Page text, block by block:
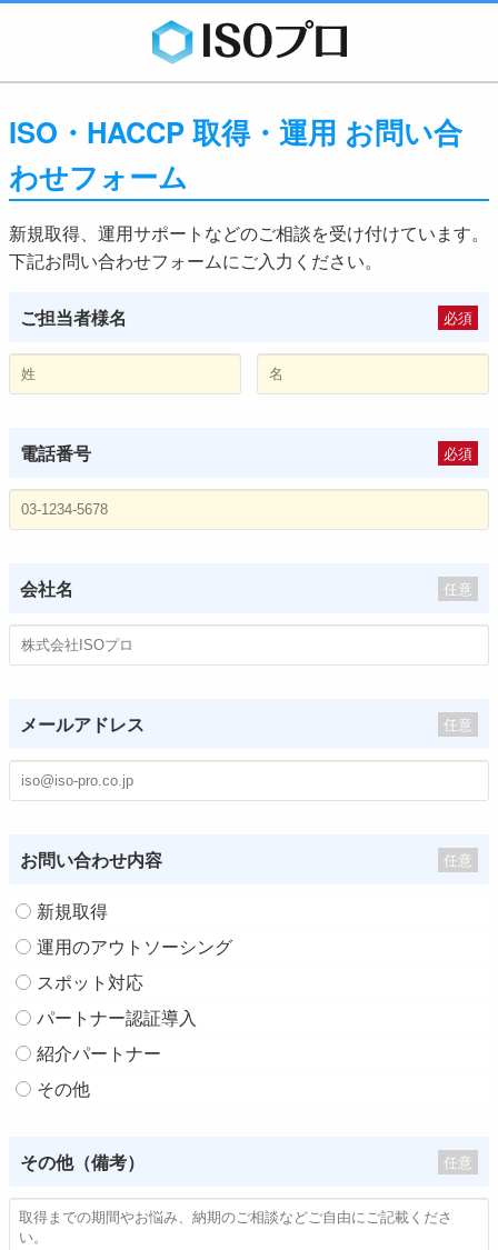
ISO・HACCP 取得・運用 お問い合
わせフォーム
新規取得、運用サポートなどのご相談を受け付けています。
下記お問い合わせフォームにご入力ください。
ご担当者様名 必須
電話番号 必須
会社名 任意
メールアドレス 任意
お問い合わせ内容 任意
新規取得
運用のアウトソーシング
スポット対応
パートナー認証導入
紹介パートナー
その他
その他（備考） 任意